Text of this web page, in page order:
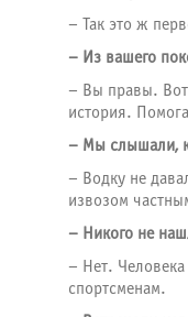
– Так это ж
– Из вашего
– Вы правы. Вот
история.
– Мы слышали,
– Водку не
извозом
– Никого не
– Нет.
спортсменам.